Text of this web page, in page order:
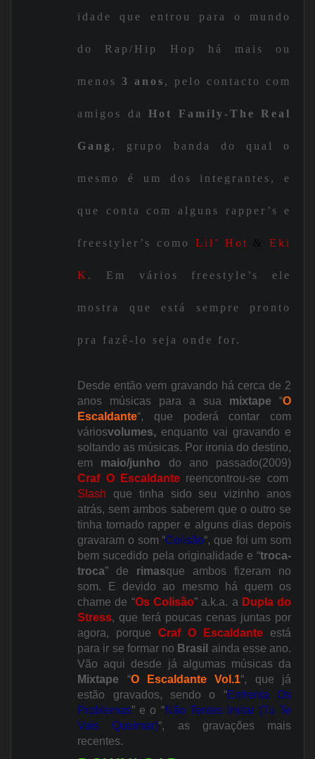
idade que entrou para o mundo
do Rap/Hip Hop há mais ou
menos 3 anos , pelo contacto com
amigos da Hot Family-The Real
Gang , grupo banda do qual o
mesmo é um dos integrantes, e
que conta com alguns rapper’s e
freestyler’s como Lil’ Hot & Eki
K . Em vários freestyle’s ele
mostra que está sempre pronto
pra fazê-lo seja onde for.
Desde então vem gravando há cerca de 2
anos músicas para a sua mixtape“O
Escaldante“, que poderá contar com
váriosvolumes, enquanto vai gravando e
soltando as músicas. Por ironia do destino,
em maio/junho do ano passado(2009)
Craf O Escaldantereencontrou-se com
Slash que tinha sido seu vizinho anos
atrás, sem ambos saberem que o outro se
tinha tornado rapper e alguns dias depois
gravaram o som “Colisão“, que foi um som
bem sucedido pela originalidade e “troca-
troca” de rimasque ambos fizeram no
som. E devido ao mesmo há quem os
chame de “Os Colisão” a.k.a. a Dupla do
Stress, que terá poucas cenas juntas por
agora, porqueCraf O Escaldante está
para ir se formar no Brasil ainda esse ano.
Vão aqui desde já algumas músicas da
Mixtape “O Escaldante Vol.1“, que já
estão gravados, sendo o “Enfrenta Os
Problemas” e o “Não Tentes Imitar (Tu Te
Vais Queimar)“, as gravações mais
recentes.